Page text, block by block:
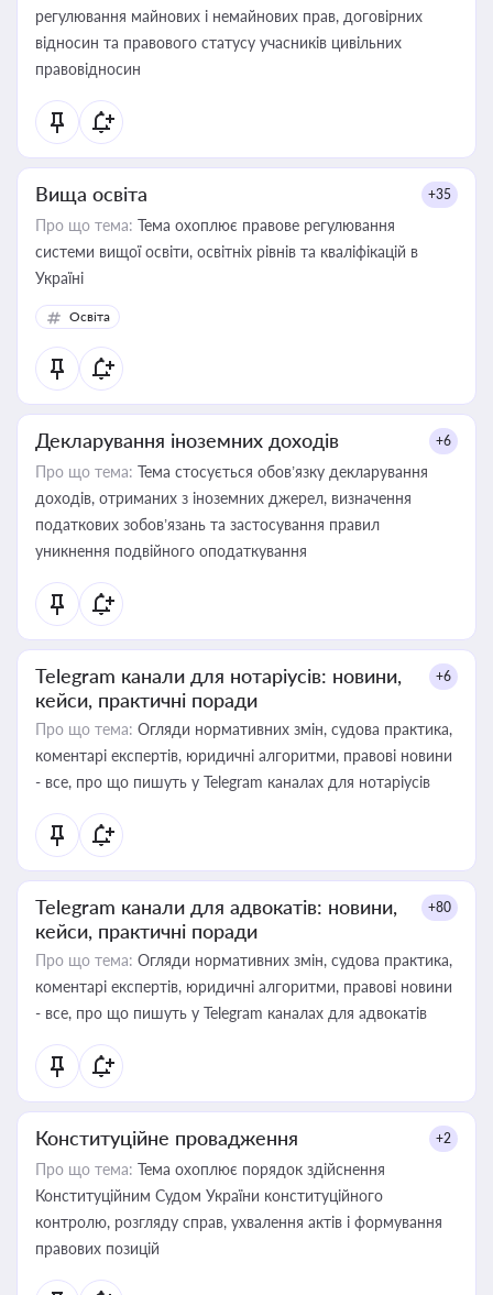
регулювання майнових і немайнових прав, договірних
відносин та правового статусу учасників цивільних
правовідносин
Вища освіта +35
Про що тема: Тема охоплює правове регулювання
системи вищої освіти, освітніх рівнів та кваліфікацій в
Україні
Освіта
Декларування іноземних доходів +6
Про що тема: Тема стосується обов’язку декларування
доходів, отриманих з іноземних джерел, визначення
податкових зобов’язань та застосування правил
уникнення подвійного оподаткування
Telegram канали для нотаріусів: новини,
кейси, практичні поради
+6
Про що тема: Огляди нормативних змін, судова практика,
коментарі експертів, юридичні алгоритми, правові новини
- все, про що пишуть у Telegram каналах для нотаріусів
Telegram канали для адвокатів: новини,
кейси, практичні поради
+80
Про що тема: Огляди нормативних змін, судова практика,
коментарі експертів, юридичні алгоритми, правові новини
- все, про що пишуть у Telegram каналах для адвокатів
Конституційне провадження +2
Про що тема: Тема охоплює порядок здійснення
Конституційним Судом України конституційного
контролю, розгляду справ, ухвалення актів і формування
правових позицій